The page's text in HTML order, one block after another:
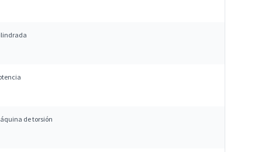
de torsión